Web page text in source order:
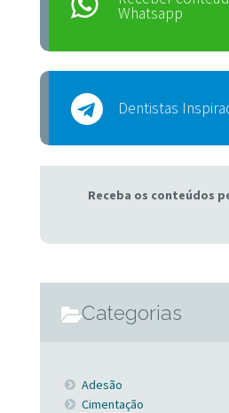
Whatsapp
Dentistas
Receba os conteúdos
Categorias
Adesão
Cimentação